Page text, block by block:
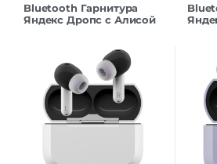
Bluetooth Гарнитура
Яндекс Дропс с Алисой